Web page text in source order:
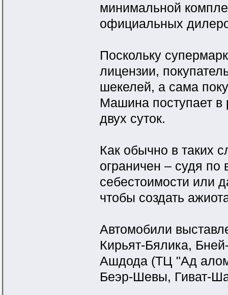
минимальной
официальных
Поскольку
лицензии,
шекелей, а сама
Машина поступает в
двух суток.
Как обычно в таких
ограничен – судя
себестоимости или
чтобы создать
Автомобили
Кирьят-Бялика,
Ашдода (ТЦ "Ад
Беэр-Шевы, Гиват-